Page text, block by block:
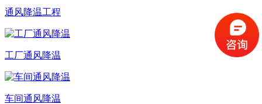
通风降温工程
工厂通风降温
车间通风降温